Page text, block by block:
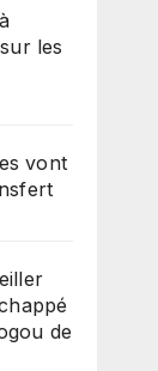
les
vont
de